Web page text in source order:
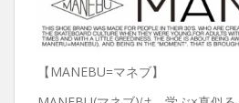
【MANEBU=マネブ】